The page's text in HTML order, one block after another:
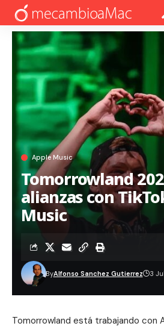
Apple Music
Tomorrowland
alianzas con
Music
ByAlfonso Sanchez Gutierrez 3
Tomorrowland está trabajando con